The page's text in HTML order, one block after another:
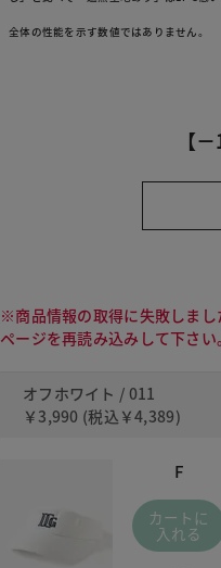
全体の性能を示す数値ではありません。
【
※商品情報の取得に失敗しまし
ページを再読み込みして下さい。
オフホワイト / 011
￥3,990 (税込 ￥4,389)
F
カートに
入れる